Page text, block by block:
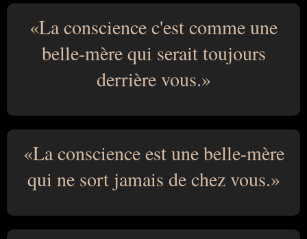
La conscience c'est comme une
belle-mère qui serait toujours
derrière vous.
La conscience est une belle-mère
qui ne sort jamais de chez vous.